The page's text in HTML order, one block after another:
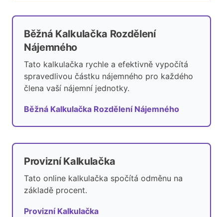
Běžná Kalkulačka Rozdělení
Nájemného
Tato kalkulačka rychle a efektivně vypočítá
spravedlivou částku nájemného pro každého
člena vaší nájemní jednotky.
Běžná Kalkulačka Rozdělení Nájemného
Provizní Kalkulačka
Tato online kalkulačka spočítá odměnu na
základě procent.
Provizní Kalkulačka